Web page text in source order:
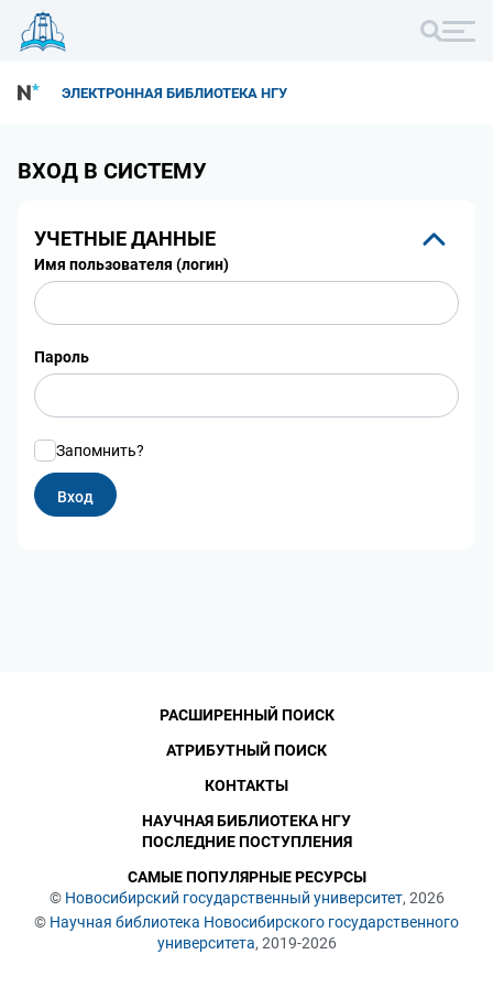
ЭЛЕКТРОННАЯ БИБЛИОТЕКА НГУ
ВХОД В СИСТЕМУ
УЧЕТНЫЕ ДАННЫЕ
Имя пользователя (логин)
Пароль
Запомнить?
© Новосибирский государственный университет, 2026
© Научная библиотека Новосибирского государственного
университета, 2019-2026
РАСШИРЕННЫЙ ПОИСК
АТРИБУТНЫЙ ПОИСК
КОНТАКТЫ
НАУЧНАЯ БИБЛИОТЕКА НГУ
ПОСЛЕДНИЕ ПОСТУПЛЕНИЯ
САМЫЕ ПОПУЛЯРНЫЕ РЕСУРСЫ